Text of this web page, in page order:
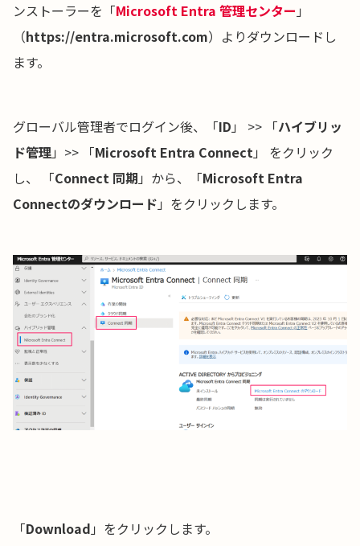
ンストーラーを「Microsoft Entra 管理センター 」
（https://entra.microsoft.com）よりダウンロードし
ます。
グローバル管理者でログイン後、「ID 」 >> 「ハイブリッ
ド管理」>> 「Microsoft Entra Connect」 をクリック
し、 「Connect 同期 」から、「Microsoft Entra
Connectのダウンロード 」をクリックします。
「Download 」をクリックします。